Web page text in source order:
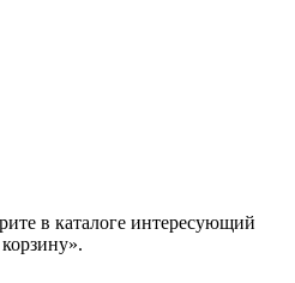
в каталоге интересующий